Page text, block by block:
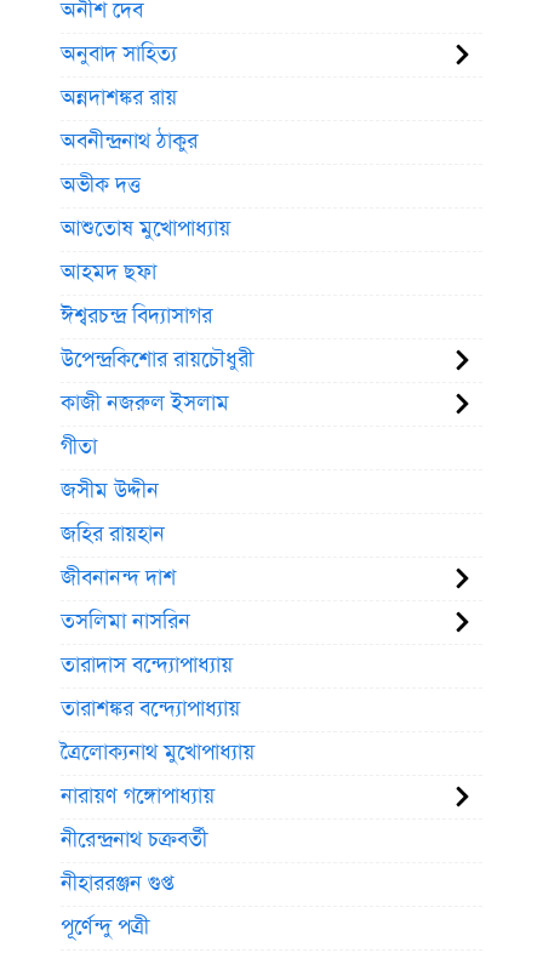
অনীশ দেব
অনুবাদ সাহিত্য
অন্নদাশঙ্কর রায়
অবনীন্দ্রনাথ ঠাকুর
অভীক দত্ত
আশুতোষ মুখোপাধ্যায়
আহমদ ছফা
ঈশ্বরচন্দ্র বিদ্যাসাগর
উপেন্দ্রকিশোর রায়চৌধুরী
কাজী নজরুল ইসলাম
গীতা
জসীম উদ্দীন
জহির রায়হান
জীবনানন্দ দাশ
তসলিমা নাসরিন
তারাদাস বন্দ্যোপাধ্যায়
তারাশঙ্কর বন্দ্যোপাধ্যায়
ত্রৈলোক্যনাথ মুখোপাধ্যায়
নারায়ণ গঙ্গোপাধ্যায়
নীরেন্দ্রনাথ চক্রবর্তী
নীহাররঞ্জন গুপ্ত
পূর্ণেন্দু পত্রী